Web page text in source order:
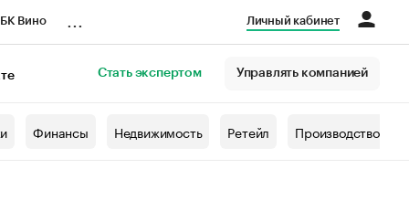
Вино Личный кабинет
Стать экспертом Управлять компанией
Финансы Недвижимость Ретейл Производство